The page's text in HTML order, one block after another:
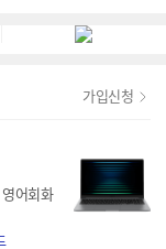
가입신청
어회화